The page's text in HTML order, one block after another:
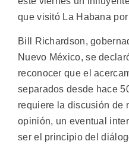
que visitó La Habana
Bill Richardson,
Nuevo México, se
reconocer que el
separados desde hace
requiere la discusión de
opinión, un eventual
ser el principio del